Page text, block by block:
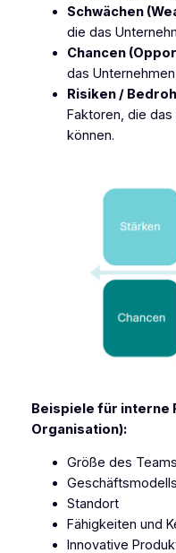
Schwächen
die das
Chancen
das
Risiken /
Faktoren, die
können.
Beispiele für interne
Organisation):
Größe des Teams
Geschäftsmodells
Standort
Fähigkeiten und
Innovative